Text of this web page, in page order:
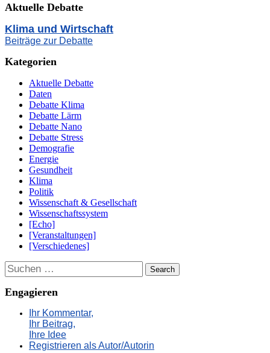
Aktuelle Debatte
Klima und Wirtschaft
Beiträge zur Debatte
Kategorien
Aktuelle Debatte
Daten
Debatte Klima
Debatte Lärm
Debatte Nano
Debatte Stress
Demografie
Energie
Gesundheit
Klima
Politik
Wissenschaft & Gesellschaft
Wissenschaftssystem
[Echo]
[Veranstaltungen]
[Verschiedenes]
Suchen
Engagieren
Ihr Kommentar,
Ihr Beitrag,
Ihre Idee
Registrieren als Autor/Autorin